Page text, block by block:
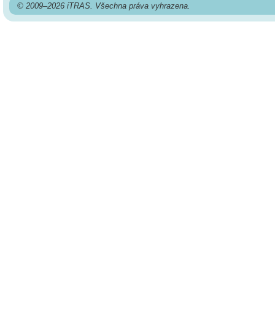
© 2009–2026 iTRAS. Všechna práva vyhrazena.